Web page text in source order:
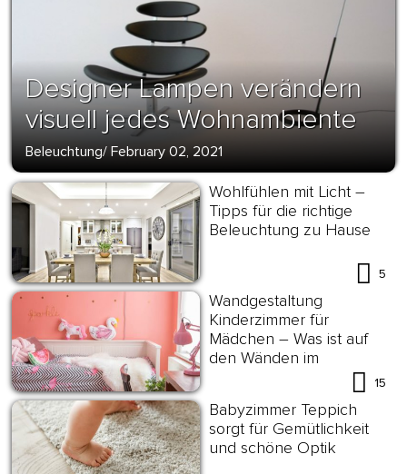
Designer Lampen verändern
visuell jedes Wohnambiente
Beleuchtung/ February 02, 2021
Wohlfühlen mit Licht –
Tipps für die richtige
Beleuchtung zu Hause
5
Wandgestaltung
Kinderzimmer für
Mädchen – Was ist auf
den Wänden im
15
Babyzimmer Teppich
sorgt für Gemütlichkeit
und schöne Optik